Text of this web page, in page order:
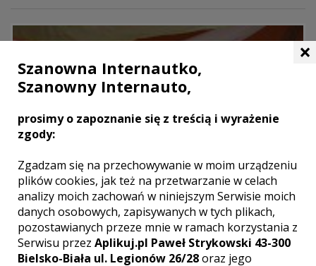
×
Szanowna Internautko,
Szanowny Internauto,
prosimy o zapoznanie się z treścią i wyrażenie
zgody:
Zgadzam się na przechowywanie w moim urządzeniu
plików cookies, jak też na przetwarzanie w celach
analizy moich zachowań w niniejszym Serwisie moich
danych osobowych, zapisywanych w tych plikach,
pozostawianych przeze mnie w ramach korzystania z
Serwisu przez Aplikuj.pl Paweł Strykowski 43-300
Bielsko-Biała ul. Legionów 26/28oraz jego